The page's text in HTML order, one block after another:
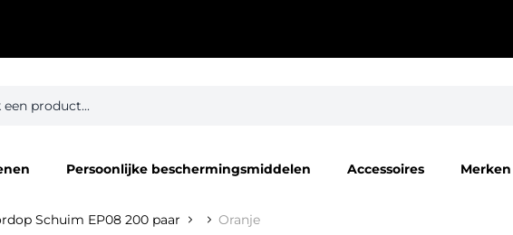
Persoonlijke beschermingsmiddelen Accessoires Merken
Schuim EP08 200 paar Oranje